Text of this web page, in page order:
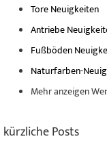
Tore Neuigkeiten
Antriebe
Fußböden
Naturfarben-
Mehr anzeigen
kürzliche Posts